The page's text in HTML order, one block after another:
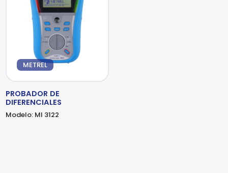
METREL
PROBADOR DE
DIFERENCIALES
Modelo: MI 3122
Para enviar la cotización y ponernos en
contacto contigo, necesitamos algunos
detalles adicionales. Por favor, completa el
siguiente formulario